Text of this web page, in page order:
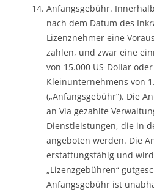
Anfangsgebühr.
nach dem Datum des
Lizenznehmer eine
zahlen, und zwar eine
von 15.000 US-Dollar
Kleinunternehmens von
(„Anfangsgebühr“). Die
an Via gezahlte
Dienstleistungen, die in
angeboten werden. Die
erstattungsfähig und
„Lizenzgebühren“
Anfangsgebühr ist